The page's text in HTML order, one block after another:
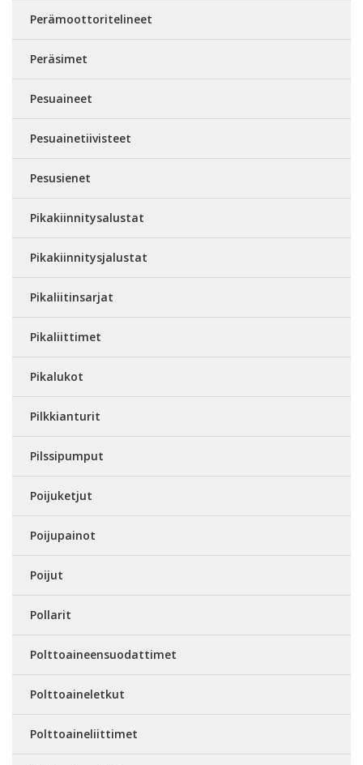
Perämoottoritelineet
Peräsimet
Pesuaineet
Pesuainetiivisteet
Pesusienet
Pikakiinnitysalustat
Pikakiinnitysjalustat
Pikaliitinsarjat
Pikaliittimet
Pikalukot
Pilkkianturit
Pilssipumput
Poijuketjut
Poijupainot
Poijut
Pollarit
Polttoaineensuodattimet
Polttoaineletkut
Polttoaineliittimet